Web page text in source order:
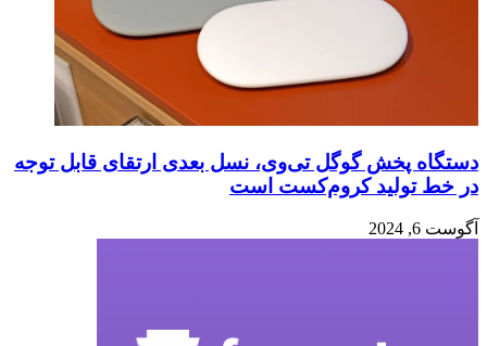
دستگاه پخش گوگل تی‌وی، نسل بعدی ارتقای قابل توجه
در خط تولید کروم‌کست است
آگوست 6, 2024